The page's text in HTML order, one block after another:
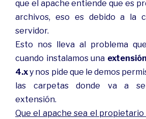
que el apache entiende que es
archivos, eso es debido a la
servidor.
Esto nos lleva al problema
cuando instalamos una
4.xy nos pide que le demos
las carpetas donde va a
extensión.
Que el apache sea el